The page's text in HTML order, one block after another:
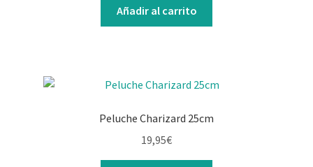
Añadir al carrito
Peluche Charizard 25cm
19,95€